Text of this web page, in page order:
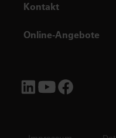
Kontakt
Online-Angebote